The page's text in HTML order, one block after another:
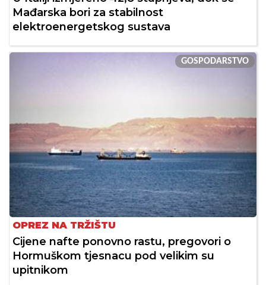
Mađarska bori za stabilnost
elektroenergetskog sustava
GOSPODARSTVO
OPREZ NA TRŽIŠTU
Cijene nafte ponovno rastu, pregovori o
Hormuškom tjesnacu pod velikim su
upitnikom